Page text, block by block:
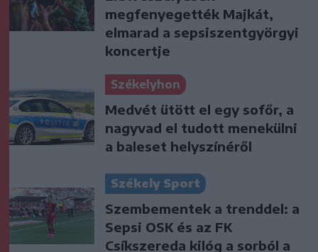
megfenyegették Majkát,
elmarad a sepsiszentgyörgyi
koncertje
Székelyhon
Medvét ütött el egy sofőr, a
nagyvad el tudott menekülni
a baleset helyszínéről
Székely Sport
Szembementek a trenddel: a
Sepsi OSK és az FK
Csíkszereda kilóg a sorból a